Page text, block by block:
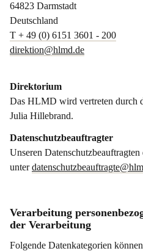
64823 Darmstadt
Deutschland
T + 49 (0) 6151 3601 - 200
direktion@hlmd.de
Direktorium
Das HLMD wird vertreten durch
Julia Hillebrand.
Datenschutzbeauftragter
Unseren Datenschutzbeauftragten
unter
Verarbeitung
der Verarbeitung
Folgende Datenkategorien